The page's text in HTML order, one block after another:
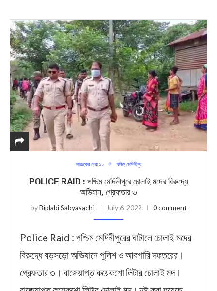
আজকের সেরা ১০ পশ্চিম মেদিনীপুর
POLICE RAID : পশ্চিম মেদিনীপুরে চোলাই মদের বিরুদ্ধে
অভিযান, গ্রেফতার ৩
byBiplabi Sabyasachi July 6, 2022 0 comment
Police Raid : পশ্চিম মেদিনীপুরের ঘাটালে চোলাই মদের
বিরুদ্ধে বড়সড়ো অভিযানে পুলিশ ও আবগারি দফতরের।
গ্রেফতার ৩। বাজেয়াপ্ত কয়েকশো লিটার চোলাই মদ।